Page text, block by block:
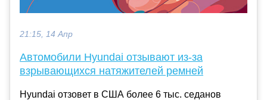
21:15, 14 Апр
Автомобили Hyundai отзывают из-за
взрывающихся натяжителей ремней
Hyundai отзовет в США более 6 тыс. седанов